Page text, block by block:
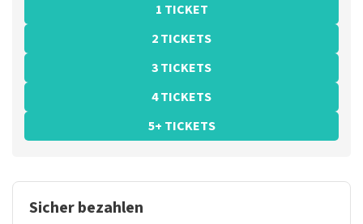
1 TICKET
2 TICKETS
3 TICKETS
4 TICKETS
5+ TICKETS
Sicher bezahlen